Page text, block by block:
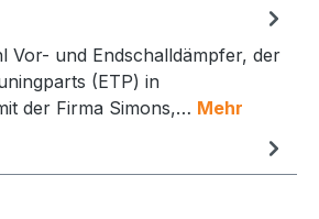
Vor- und Endschalldämpfer, der
(ETP) in
der Firma Simons,… Mehr